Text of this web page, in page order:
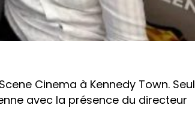
Cinema à Kennedy Town. Seul
avec la présence du directeur